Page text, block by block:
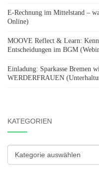
E-Rechnung im Mittelstand –
Online)
MOOVE Reflect & Learn:
Entscheidungen im BGM
Einladung: Sparkasse Bremen
WERDERFRAUEN
KATEGORIEN
Kategorien